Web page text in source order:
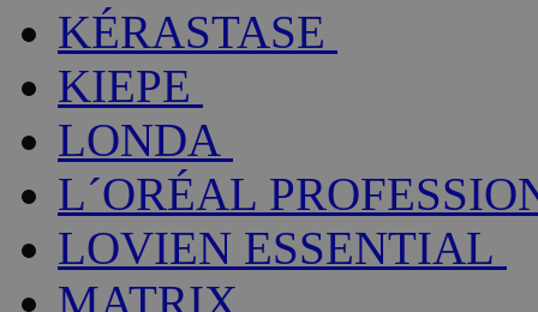
KÉRASTASE
KIEPE
LONDA
L´ORÉAL
LOVIEN ESSENTIAL